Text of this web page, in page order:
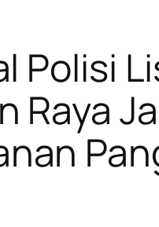
Polisi
Raya